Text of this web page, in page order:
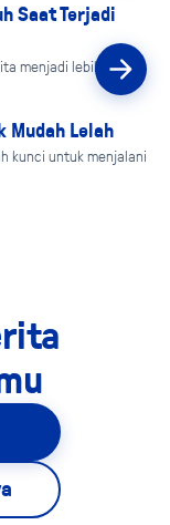
Saat Terjadi
menjadi lebih rentan
Mudah Lelah
kunci untuk menjalani